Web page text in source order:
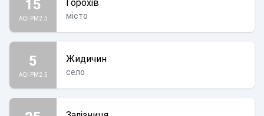
15
AQI PM2.5
Горохів
місто
5
AQI PM2.5
Жидичин
село